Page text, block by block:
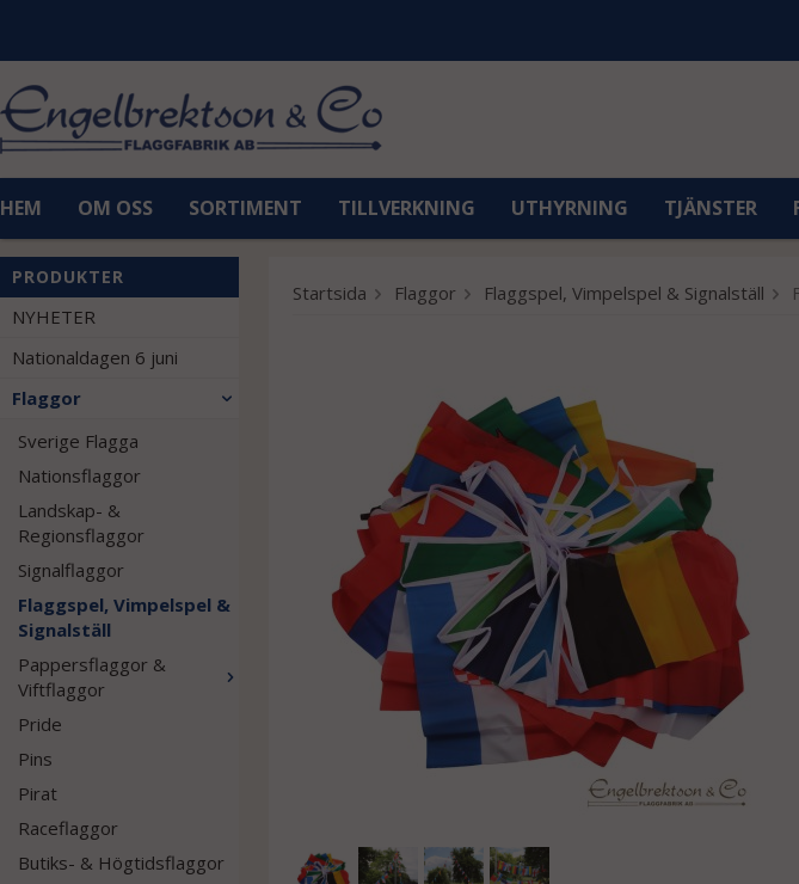
HEM OM OSS SORTIMENT TILLVERKNING UTHYRNING TJÄNSTER
PRODUKTER
NYHETER
Nationaldagen 6 juni
Flaggor
Sverige Flagga
Nationsflaggor
Landskap- &
Regionsflaggor
Signalflaggor
Flaggspel, Vimpelspel &
Signalställ
Pappersflaggor &
Viftflaggor
Pride
Pins
Pirat
Raceflaggor
Butiks- & Högtidsflaggor
Startsida Flaggor Flaggspel, Vimpelspel & Signalställ